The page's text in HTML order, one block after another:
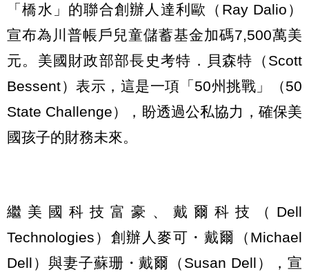
「橋水」的聯合創辦人達利歐（Ray Dalio）
宣布為川普帳戶兒童儲蓄基金加碼7,500萬美
元。美國財政部部長史考特．貝森特（Scott
Bessent）表示，這是一項「50州挑戰」（50
State Challenge），盼透過公私協力，確保美
國孩子的財務未來。
繼美國科技富豪、戴爾科技（Dell
Technologies）創辦人麥可・戴爾（Michael
Dell）與妻子蘇珊・戴爾（Susan Dell），宣